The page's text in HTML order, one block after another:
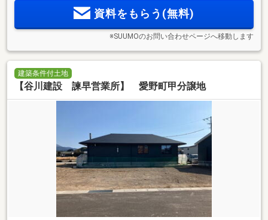
資料をもらう(無料)
※SUUMOのお問い合わせページへ移動します
建築条件付土地
【谷川建設 諫早営業所】 愛野町甲分譲地